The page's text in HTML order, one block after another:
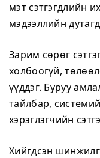
мэт сэтгэгдлийн
мэдээллийн
Зарим сөрөг
холбоогүй,
үүддэг. Буруу
тайлбар,
хэрэглэгчийн
Хийгдсэн